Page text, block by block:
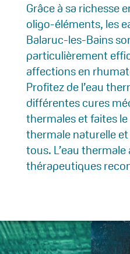
Grâce à sa richesse
oligo-éléments, les
Balaruc-les-Bains
particulièrement
affections en
Profitez de l’eau
différentes cures
thermales et faites
thermale naturelle
tous. L’eau
thérapeutiques